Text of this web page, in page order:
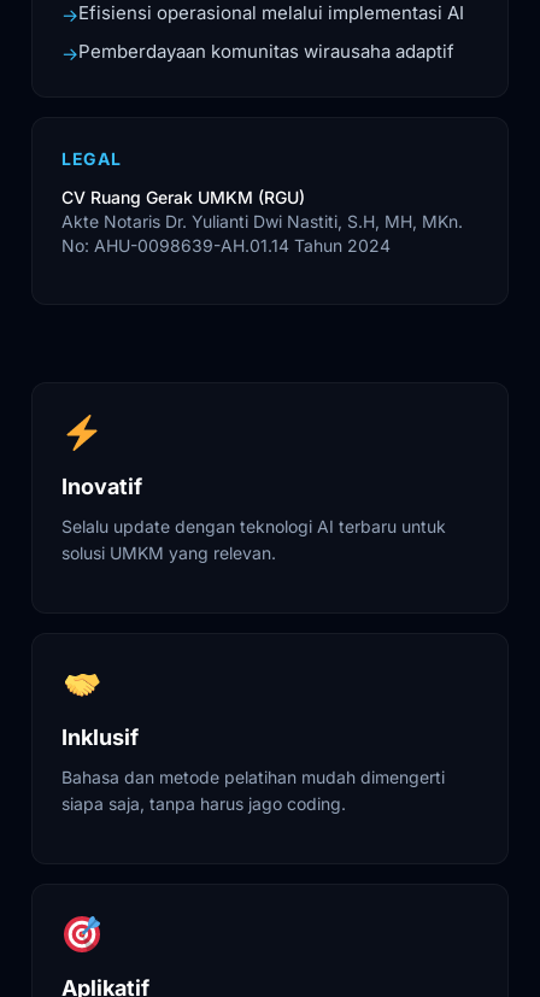
→Efisiensi operasional melalui implementasi AI
→Pemberdayaan komunitas wirausaha adaptif
LEGAL
CV Ruang Gerak UMKM (RGU)
Akte Notaris Dr. Yulianti Dwi Nastiti, S.H, MH, MKn.
No: AHU-0098639-AH.01.14 Tahun 2024
Inovatif
Selalu update dengan teknologi AI terbaru untuk
solusi UMKM yang relevan.
Inklusif
Bahasa dan metode pelatihan mudah dimengerti
siapa saja, tanpa harus jago coding.
Aplikatif